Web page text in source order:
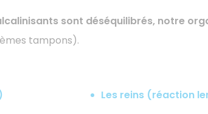
sont déséquilibrés, notre
tampons).
Les reins (réaction